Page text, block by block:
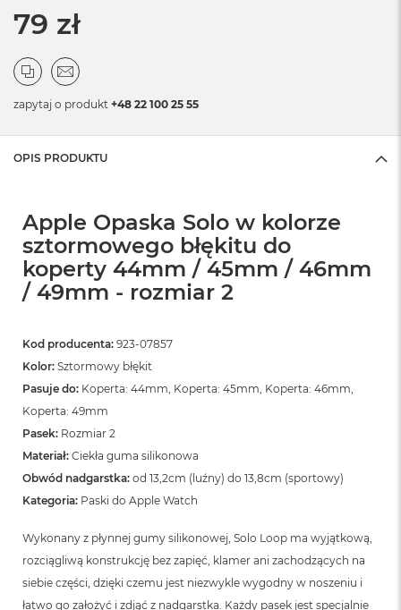
79 zł
zapytaj o produkt +48 22 100 25 55
OPIS PRODUKTU
Apple Opaska Solo w kolorze
sztormowego błękitu do
koperty 44mm / 45mm / 46mm
/ 49mm - rozmiar 2
Kod producenta: 923-07857
Kolor: Sztormowy błękit
Pasuje do: Koperta: 44mm, Koperta: 45mm, Koperta: 46mm,
Koperta: 49mm
Pasek: Rozmiar 2
Materiał: Ciekła guma silikonowa
Obwód nadgarstka: od 13,2cm (luźny) do 13,8cm (sportowy)
Kategoria: Paski do Apple Watch
Wykonany z płynnej gumy silikonowej, Solo Loop ma wyjątkową,
rozciągliwą konstrukcję bez zapięć, klamer ani zachodzących na
siebie części, dzięki czemu jest niezwykle wygodny w noszeniu i
łatwo go założyć i zdjąć z nadgarstka. Każdy pasek jest specjalnie